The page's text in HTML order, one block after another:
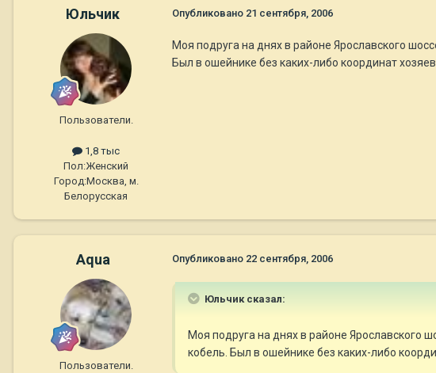
Юльчик
Пользователи.
1,8 тыс
Пол:Женский
Город:Москва, м.
Белорусская
Опубликовано 21 сентября, 2006
Моя подруга на днях в районе Ярославского
Был в ошейнике без каких-либо координат
Aqua
Пользователи.
Опубликовано 22 сентября, 2006
Юльчик сказал:
Моя подруга на днях в районе
кобель. Был в ошейнике без каких-либо